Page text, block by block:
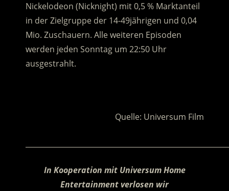
Nickelodeon (Nicknight) mit 0,5 % Marktanteil
in der Zielgruppe der 14-49jährigen und 0,04
Mio. Zuschauern. Alle weiteren Episoden
werden jeden Sonntag um 22:50 Uhr
ausgestrahlt.
Quelle: Universum Film
In Kooperation mit Universum Home
Entertainment verlosen wir